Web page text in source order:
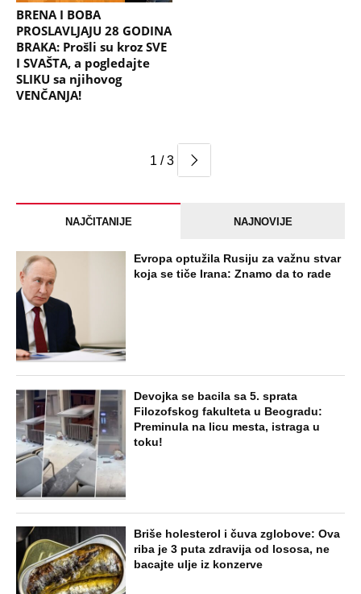
BRENA I BOBA
PROSLAVLJAJU 28 GODINA
BRAKA: Prošli su kroz SVE
I SVAŠTA, a pogledajte
SLIKU sa njihovog
VENČANJA!
1 / 3
NAJČITANIJE NAJNOVIJE
Evropa optužila Rusiju za važnu stvar
koja se tiče Irana: Znamo da to rade
Devojka se bacila sa 5. sprata
Filozofskog fakulteta u Beogradu:
Preminula na licu mesta, istraga u
toku!
Briše holesterol i čuva zglobove: Ova
riba je 3 puta zdravija od lososa, ne
bacajte ulje iz konzerve